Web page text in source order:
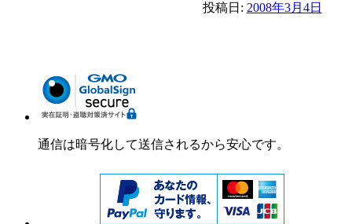
投稿日: 2008年3月4日
通信は暗号化して送信されるから安心です。